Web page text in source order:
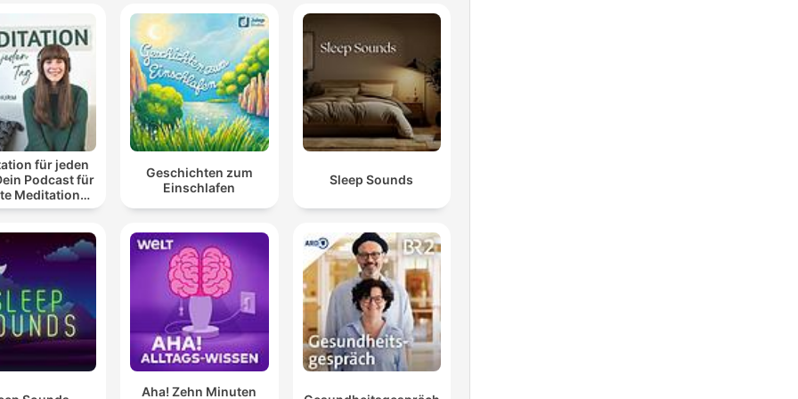
00:08:43 · Dieser Satz beschreibt eine entscheidende List des
Odysseus während seiner Begegnung mit dem Zyklopen.
Die rhythmische Struktur der Hexameter diente dabei
als essentielle Gedächtnisstütze für die Vortragenden,
die den Text aus dem Gedächtnis wiedergaben.
00:18:06 · Der Sprecher erklärt die technische Bedeutung der
Versform für die mündliche Überlieferung des Epos.
Bibliothek von Alexandria im Jahr 288 v. Chr. ein.
00:20:36 · Dieser Satz markiert den Beginn einer neuen Ära in
der wissenschaftlichen Bearbeitung und Kanonisierung des
Textes.
Die wissenschaftliche Auseinandersetzung mit der
Person Homers und die Entstehung seiner Werke
für jeden
Podcast für
Meditationen
Geschichten zum
Einschlafen
Sleep Sounds
Aha! Zehn Minuten